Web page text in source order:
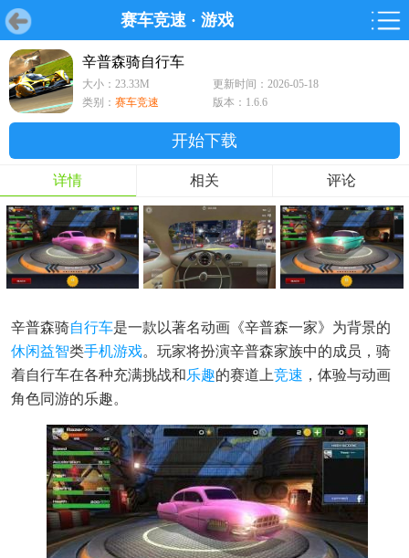
赛车竞速 · 游戏
首页 游戏 软件
首页 游戏 软件 鸿蒙
游戏
鸿蒙
软件
专题
辛普森骑自行车
大小：23.33M
更新时间：2026-05-18
类别： 赛车竞速 版本：1.6.6
开始下载
详情 相关 评论
辛普森骑自行车是一款以著名动画《辛普森一家》为背景的
休闲益智类手机游戏。玩家将扮演辛普森家族中的成员，骑
着自行车在各种充满挑战和乐趣的赛道上竞速 ，体验与动画
角色同游的乐趣。